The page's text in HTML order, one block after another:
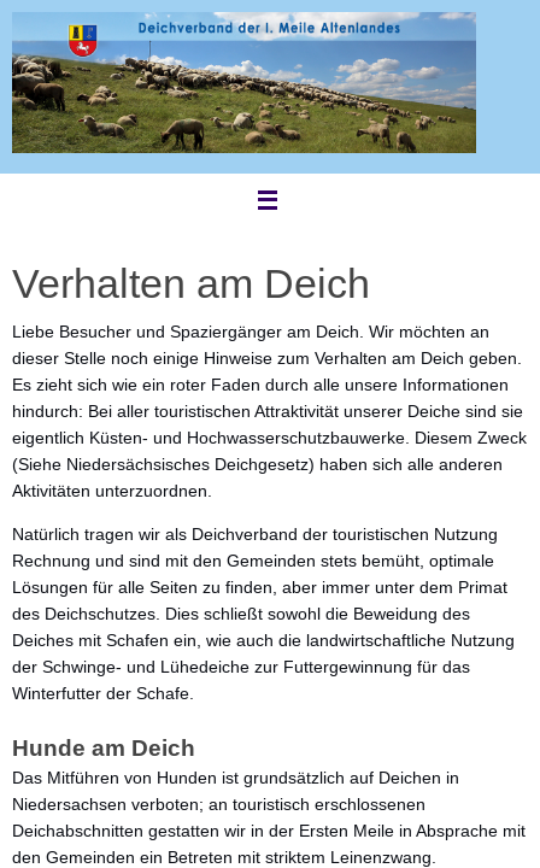
Zum
Inhalt
springen
Verhalten am Deich
Liebe Besucher und Spaziergänger am Deich. Wir möchten an
dieser Stelle noch einige Hinweise zum Verhalten am Deich geben.
Es zieht sich wie ein roter Faden durch alle unsere Informationen
hindurch: Bei aller touristischen Attraktivität unserer Deiche sind sie
eigentlich Küsten- und Hochwasserschutzbauwerke. Diesem Zweck
(Siehe Niedersächsisches Deichgesetz) haben sich alle anderen
Aktivitäten unterzuordnen.
Natürlich tragen wir als Deichverband der touristischen Nutzung
Rechnung und sind mit den Gemeinden stets bemüht, optimale
Lösungen für alle Seiten zu finden, aber immer unter dem Primat
des Deichschutzes. Dies schließt sowohl die Beweidung des
Deiches mit Schafen ein, wie auch die landwirtschaftliche Nutzung
der Schwinge- und Lühedeiche zur Futtergewinnung für das
Winterfutter der Schafe.
Hunde am Deich
Das Mitführen von Hunden ist grundsätzlich auf Deichen in
Niedersachsen verboten; an touristisch erschlossenen
Deichabschnitten gestatten wir in der Ersten Meile in Absprache mit
den Gemeinden ein Betreten mit striktem Leinenzwang.